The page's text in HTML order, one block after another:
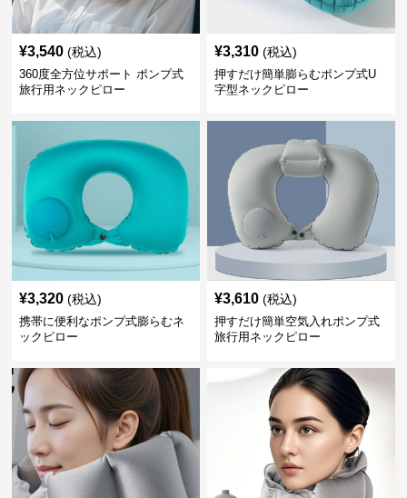
¥3,540 (税込)
360度全方位サポート ポンプ式
旅行用ネックピロー
¥3,310 (税込)
押すだけ簡単膨らむポンプ式U
字型ネックピロー
¥3,320 (税込)
携帯に便利なポンプ式膨らむネ
ックピロー
¥3,610 (税込)
押すだけ簡単空気入れポンプ式
旅行用ネックピロー